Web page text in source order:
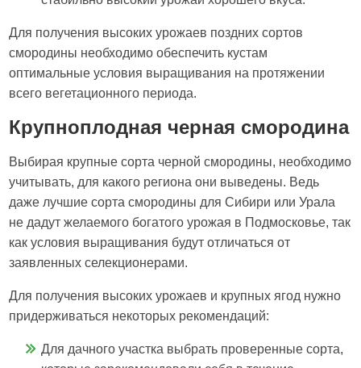
Для получения высоких урожаев поздних сортов
смородины необходимо обеспечить кустам
оптимальные условия выращивания на протяжении
всего вегетационного периода.
Крупноплодная черная смородина
Выбирая крупные сорта черной смородины, необходимо
учитывать, для какого региона они выведены. Ведь
даже лучшие сорта смородины для Сибири или Урала
не дадут желаемого богатого урожая в Подмосковье, так
как условия выращивания будут отличаться от
заявленных селекционерами.
Для получения высоких урожаев и крупных ягод нужно
придерживаться некоторых рекомендаций:
Для дачного участка выбрать проверенные сорта,